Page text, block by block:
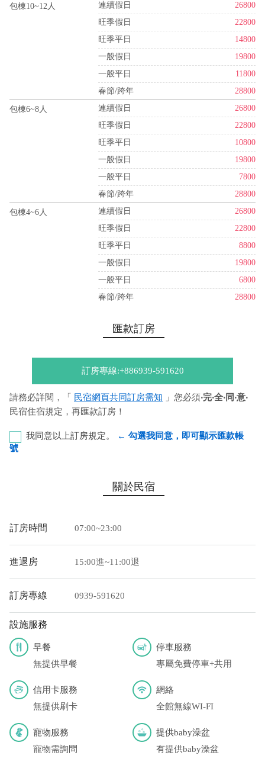
包棟10~12人 連續假日
26800
旺季假日
22800
旺季平日
14800
一般假日
19800
一般平日
11800
春節/跨年
28800
包棟6~8人 連續假日
26800
旺季假日
22800
旺季平日
10800
一般假日
19800
一般平日
7800
春節/跨年
28800
包棟4~6人 連續假日
26800
旺季假日
22800
旺季平日
8800
一般假日
19800
一般平日
6800
春節/跨年
28800
匯款訂房
訂房專線:+886939-591620
請務必詳閱，「 民宿網頁共同訂房需知 」您必須‧完‧全‧同‧意‧
民宿住宿規定，再匯款訂房！
我同意以上訂房規定。
← 勾選我同意，即可顯示匯款帳
號
彰化銀行-恆春分行 代號：009 帳號：8348-95-002711-
您也可以利用這幾個常用的網路ATM匯款： [
宿有提供該銀行匯款帳號喔。) 匯入任何款項後，請記得與業者
連絡喔！
關於民宿
訂房時間 07:00~23:00
進退房 15:00進~11:00退
訂房專線 0939-591620
設施服務
早餐
無提供早餐
停車服務
專屬免費停車+共用
信用卡服務
無提供刷卡
網絡
全館無線WI-FI
寵物服務
寵物需詢問
提供baby澡盆
有提供baby澡盆